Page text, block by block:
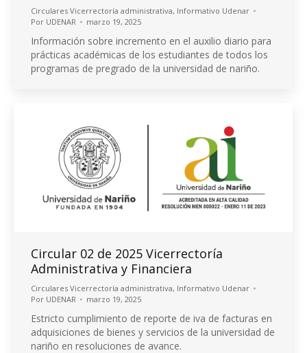
Circulares Vicerrectoría administrativa, Informativo Udenar
Por UDENAR marzo 19, 2025
Información sobre incremento en el auxilio diario para
prácticas académicas de los estudiantes de todos los
programas de pregrado de la universidad de nariño.
Circular 02 de 2025 Vicerrectoría
Administrativa y Financiera
Circulares Vicerrectoría administrativa, Informativo Udenar
Por UDENAR marzo 19, 2025
Estricto cumplimiento de reporte de iva de facturas en
adquisiciones de bienes y servicios de la universidad de
nariño en resoluciones de avance.